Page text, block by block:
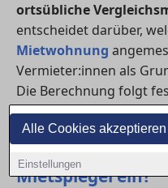
Alle Cookies akzeptieren
Einstellungen
ortsübliche
entscheidet darüber,
Mietwohnung
Vermieter:innen als
Die Berechnung folgt
verankert und
1) Welche Daten
Mietspiegel ein?